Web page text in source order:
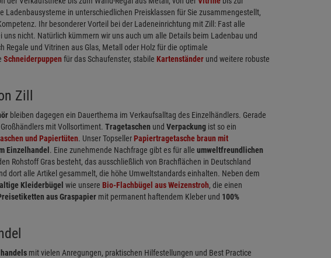
in unterschiedlichen Preisklassen für Sie zusammengestellt,
Ihr besonderer Vorteil bei der Ladeneinrichtung mit Zill: Fast alle
nicht. Natürlich kümmern wir uns auch um alle Details beim Ladenbau und
Regale und Vitrinen aus Glas, Metall oder Holz für die optimale
Schneiderpuppenfür das Schaufenster, stabile Kartenständer und weitere robuste
Zill
bleiben dagegen ein Dauerthema im Verkaufsalltag des Einzelhändlers. Gerade
mit Vollsortiment. Tragetaschen und Verpackung ist so ein
und Papiertüten. Unser TopsellerPapiertragetasche braun mit
Einzelhandel . Eine zunehmende Nachfrage gibt es für alle umweltfreundlichen
Rohstoff Gras besteht, das ausschließlich von Brachflächen in Deutschland
dort alle Artikel gesammelt, die höhe Umweltstandards einhalten. Neben dem
Kleiderbügel wie unsere Bio-Flachbügel aus Weizenstroh, die einen
aus Graspapier mit permanent haftendem Kleber und 100%
mit vielen Anregungen, praktischen Hilfestellungen und Best Practice